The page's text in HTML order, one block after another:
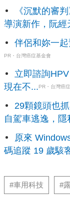
《沉默的審
導演新作，阮經
伴侶和妳一
PR・台灣癌症基金會
立即諮詢
現在不...PR・台灣癌
29顆鏡頭也
自駕車逃逸，
原來
碼追蹤 19 歲駭
#車用科技 #